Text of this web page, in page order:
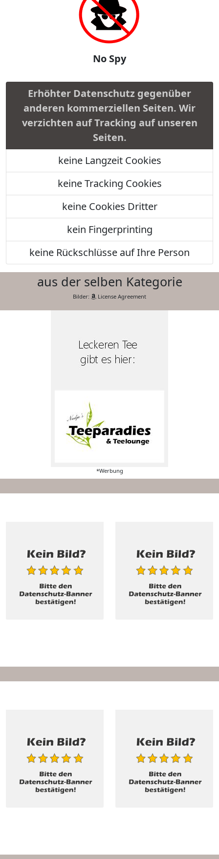
No Spy
Erhöhter Datenschutz gegenüber
anderen kommerziellen Seiten. Wir
verzichten auf Tracking auf unseren
Seiten.
keine Langzeit Cookies
keine Tracking Cookies
keine Cookies Dritter
kein Fingerprinting
keine Rückschlüsse auf Ihre Person
aus der selben Kategorie
Bilder: License Agreement
*Werbung